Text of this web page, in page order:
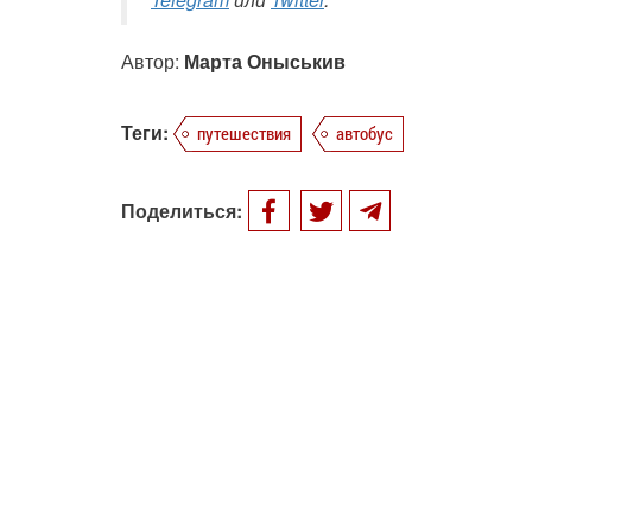
Автор: Марта Оныськив
Теги: путешествия автобус
Поделиться: